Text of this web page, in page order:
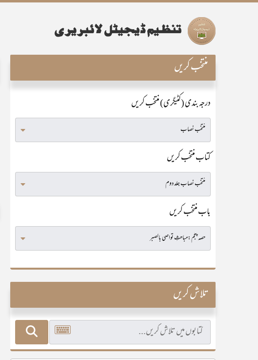
منتخب کریں
درجہ بندی (کٹیگری) منتخب کریں
کتاب منتخب کریں
باب منتخب کریں
تلاش کریں